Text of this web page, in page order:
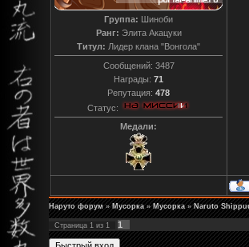
Группа: Шиноби
Ранг: Элита Акацуки
Титул: Лидер клана "Вонгола"
Сообщений: 3487
Награды: 71
Репутация: 478
Статус:
Медали:
Наруто форум » Мусорка » Мусорка » Naruto
Страница 1 из 1 1